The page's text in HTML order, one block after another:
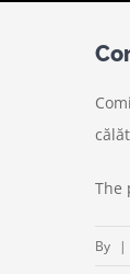
The
By |